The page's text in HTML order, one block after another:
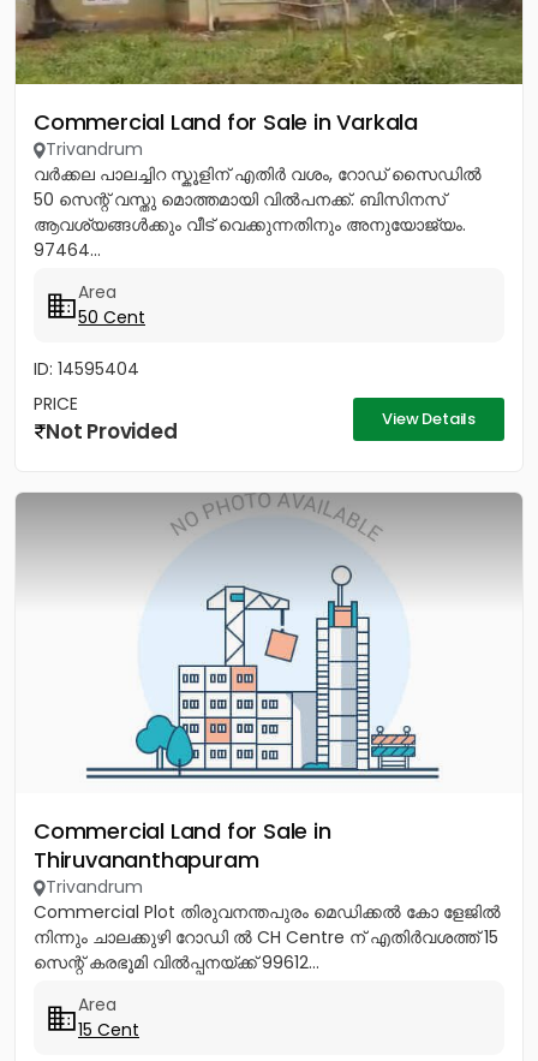
Commercial Land for Sale in Varkala
Trivandrum
വർക്കല പാലച്ചിറ സ്കൂളിന് എതിർ വശം, റോഡ് സൈഡിൽ
50 സെന്റ് വസ്തു മൊത്തമായി വിൽപനക്ക്. ബിസിനസ്
ആവശ്യങ്ങൾക്കും വീട് വെക്കുന്നതിനും അനുയോജ്യം.
97464...
Area
50 Cent
ID: 14595404
PRICE
Not Provided View Details
Commercial Land for Sale in
Thiruvananthapuram
Trivandrum
Commercial Plot തിരുവനന്തപുരം മെഡിക്കൽ കോ ളേജിൽ
നിന്നും ചാലക്കുഴി റോഡി ൽ CH Centre ന് എതിർവശത്ത് 15
സെന്റ് കരഭൂമി വിൽപ്പനയ്ക്ക് 99612...
Area
15 Cent